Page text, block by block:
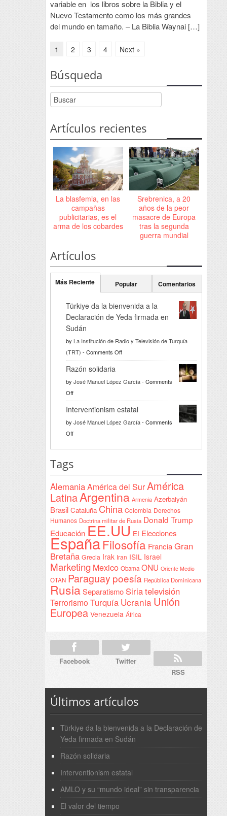
variable en los libros sobre la Biblia y el
Nuevo Testamento como los más grandes
del mundo en tamaño. – La Biblia Waynai […]
1 2 3 4 Next »
Búsqueda
Artículos recientes
La blasfemia, en las
campañas
publicitarias, es el
arma de los cobardes
Srebrenica, a 20
años de la peor
masacre de Europa
tras la segunda
guerra mundial
Artículos
Más Reciente Popular Comentarios
Türkiye da la bienvenida a la
Declaración de Yeda firmada en
Sudán
by La Institución de Radio y Televisión de Turquía
(TRT) - Comments Offon
Türkiye
la
a
Yeda
en
Sudán
Razón solidaria
by José Manuel López García- Comments
Offon
Razón
solidaria
Interventionism estatal
by José Manuel López García- Comments
Offon
Tags
AlemaniaAmérica del SurAmérica
LatinaArgentina Armenia Azerbaiyán
Brasil Cataluña China Colombia Derechos
Humanos Doctrina militar de Rusia Donald Trump
Educación EE.UU EI Elecciones
España Filosofía Francia Gran
Bretaña Grecia Irak Iran ISIL Israel
Marketing Mexico Obama ONU Oriente Medio
OTAN Paraguay poesía República Dominicana
Rusia Separatismo Siriatelevisión
Terrorismo Turquía Ucrania Unión
Europea Venezuela África
Facebook
Twitter
RSS
Últimos artículos
Türkiye da la bienvenida a la Declaración de
Yeda firmada en Sudán
Razón solidaria
Interventionism estatal
AMLO y su “mundo ideal” sin transparencia
El valor del tiempo